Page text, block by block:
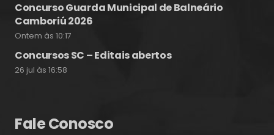
Concurso Guarda Municipal de Balneário
Camboriú 2026
Ontem às 10:17
Concursos SC – Editais abertos
26 jul às 16:58
Fale Conosco